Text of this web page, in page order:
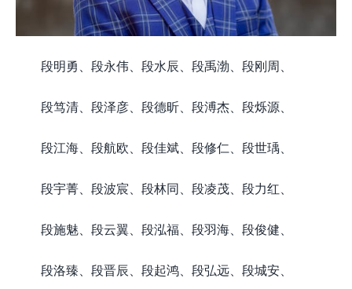
段明勇、段永伟、段水辰、段禹渤、段刚周、
段笃清、段泽彦、段德昕、段溥杰、段烁源、
段江海、段航欧、段佳斌、段修仁、段世瑀、
段宇菁、段波宸、段林同、段凌茂、段力红、
段施魅、段云翼、段泓福、段羽海、段俊健、
段洛臻、段晋辰、段起鸿、段弘远、段城安、